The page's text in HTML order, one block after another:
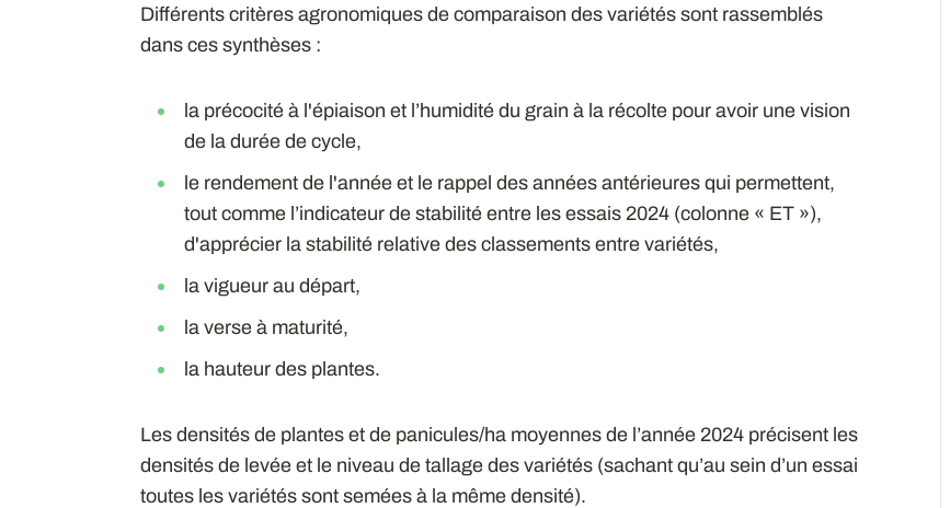
Différents critères agronomiques de comparaison des variétés sont rassemblés
dans ces synthèses :
la précocité à l'épiaison et l’humidité du grain à la récolte pour avoir une vision
de la durée de cycle,
le rendement de l'année et le rappel des années antérieures qui permettent,
tout comme l’indicateur de stabilité entre les essais 2024 (colonne « ET »),
d'apprécier la stabilité relative des classements entre variétés,
la vigueur au départ,
la verse à maturité,
la hauteur des plantes.
Les densités de plantes et de panicules/ha moyennes de l’année 2024 précisent les
densités de levée et le niveau de tallage des variétés (sachant qu’au sein d’un essai
toutes les variétés sont semées à la même densité).